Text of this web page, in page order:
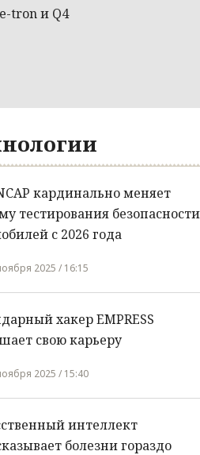
tron и Q4
кардинально меняет
тестирования безопасности
с 2026 года
2025 / 16:15
хакер EMPRESS
свою карьеру
2025 / 15:40
интеллект
болезни гораздо